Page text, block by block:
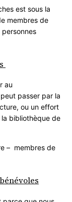
est sous la
membres de
personnes
au
passer par la
ou un effort
la bibliothèque de
– membres de